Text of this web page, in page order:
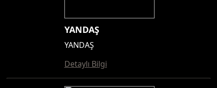
YANDAŞ
YANDAŞ
Detaylı Bilgi